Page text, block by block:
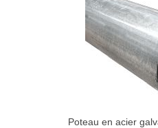
Poteau en acier